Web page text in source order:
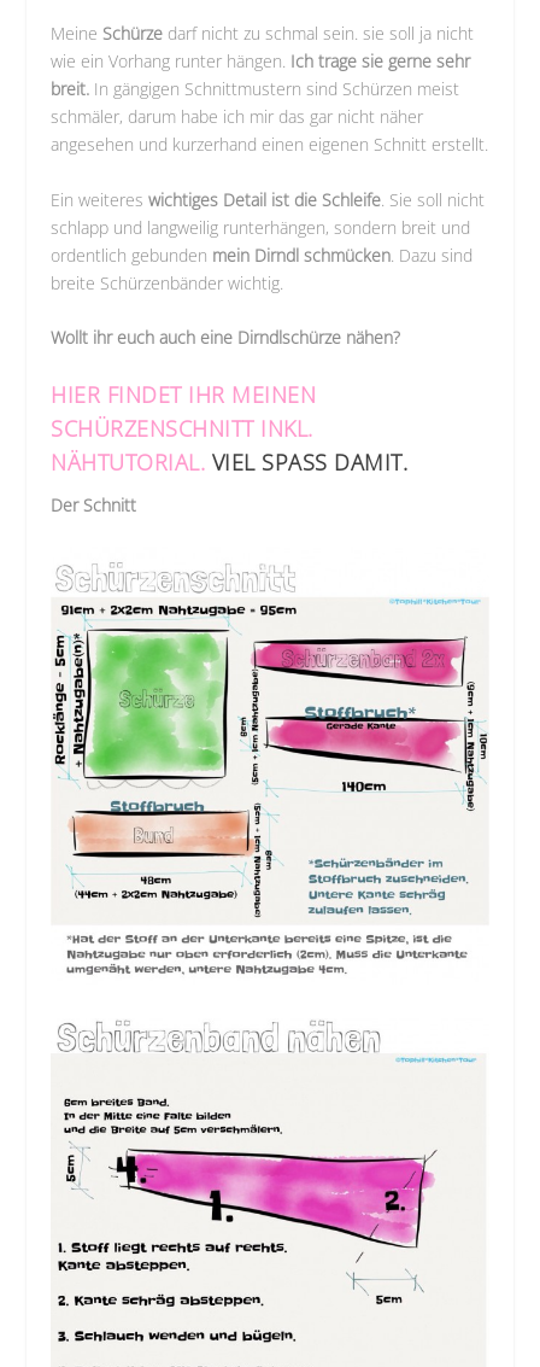
Meine Schürze darf nicht zu schmal sein. sie soll ja nicht
wie ein Vorhang runter hängen. Ich trage sie gerne sehr
breit. In gängigen Schnittmustern sind Schürzen meist
schmäler, darum habe ich mir das gar nicht näher
angesehen und kurzerhand einen eigenen Schnitt erstellt.
Ein weitereswichtiges Detail ist die Schleife . Sie soll nicht
schlapp und langweilig runterhängen, sondern breit und
ordentlich gebunden mein Dirndl schmücken . Dazu sind
breite Schürzenbänder wichtig.
Wollt ihr euch auch eine Dirndlschürze nähen?
HIER FINDET IHR MEINEN
SCHÜRZENSCHNITT INKL.
NÄHTUTORIAL. VIEL SPASS DAMIT.
Der Schnitt